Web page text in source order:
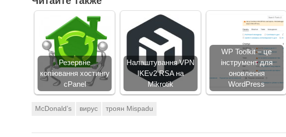
Резервне
копіювання хостингу
cPanel
Налаштування VPN
IKEv2 RSA на
Mikrotik
WP Toolkit – це
інструмент для
оновлення
WordPress
McDonald’s вирус троян Mispadu